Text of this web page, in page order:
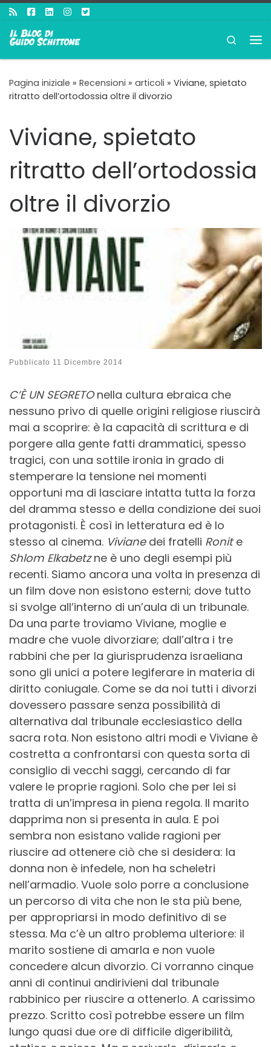
Passa al contenuto
Search
Pagina iniziale » Recensioni » articoli » Viviane, spietato
ritratto dell’ortodossia oltre il divorzio
Viviane, spietato
ritratto dell’ortodossia
oltre il divorzio
Pubblicato 11 Dicembre 2014
C’È UN SEGRETOnella cultura ebraica che
nessuno privo di quelle origini religiose riuscirà
mai a scoprire: è la capacità di scrittura e di
porgere alla gente fatti drammatici, spesso
tragici, con una sottile ironia in grado di
stemperare la tensione nei momenti
opportuni ma di lasciare intatta tutta la forza
del dramma stesso e della condizione dei suoi
protagonisti. È così in letteratura ed è lo
stesso al cinema. Vivianedei fratelli Ronite
Shlom Elkabetzne è uno degli esempi più
recenti. Siamo ancora una volta in presenza di
un film dove non esistono esterni; dove tutto
si svolge all’interno di un’aula di un tribunale.
Da una parte troviamo Viviane, moglie e
madre che vuole divorziare; dall’altra i tre
rabbini che per la giurisprudenza israeliana
sono gli unici a potere legiferare in materia di
diritto coniugale. Come se da noi tutti i divorzi
dovessero passare senza possibilità di
alternativa dal tribunale ecclesiastico della
sacra rota. Non esistono altri modi e Viviane è
costretta a confrontarsi con questa sorta di
consiglio di vecchi saggi, cercando di far
valere le proprie ragioni. Solo che per lei si
tratta di un’impresa in piena regola. Il marito
dapprima non si presenta in aula. E poi
sembra non esistano valide ragioni per
riuscire ad ottenere ciò che si desidera: la
donna non è infedele, non ha scheletri
nell’armadio. Vuole solo porre a conclusione
un percorso di vita che non le sta più bene,
per appropriarsi in modo definitivo di se
stessa. Ma c’è un altro problema ulteriore: il
marito sostiene di amarla e non vuole
concedere alcun divorzio. Ci vorranno cinque
anni di continui andirivieni dal tribunale
rabbinico per riuscire a ottenerlo. A carissimo
prezzo. Scritto così potrebbe essere un film
lungo quasi due ore di difficile digeribilità,